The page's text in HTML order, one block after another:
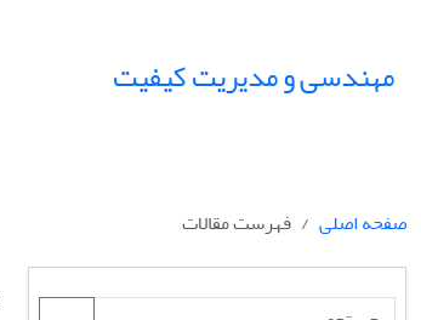
مهندسی و مدیریت کیفیت
صفحه اصلی
فهرست مقالات